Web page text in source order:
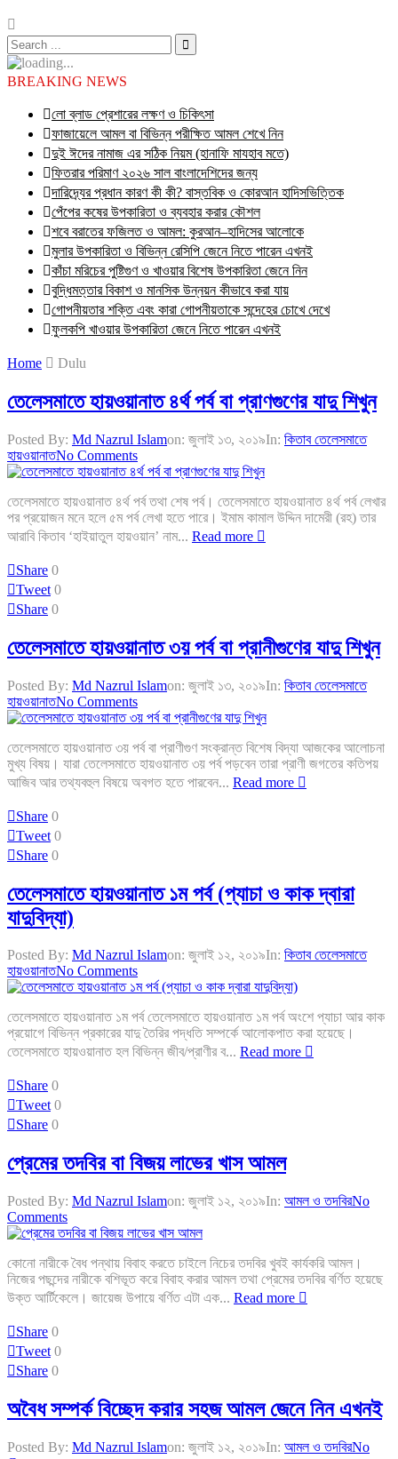
BREAKING NEWS
লো ব্লাড প্রেশারের লক্ষণ ও চিকিৎসা
ফাজায়েলে আমল বা বিভিন্ন পরীক্ষিত আমল শেখে নিন
দুই ঈদের নামাজ এর সঠিক নিয়ম (হানাফি মাযহাব মতে)
ফিতরার পরিমাণ ২০২৬ সাল বাংলাদেশিদের জন্য
দারিদ্র্যের প্রধান কারণ কী কী? বাস্তবিক ও কোরআন হাদিসভিত্তিক
পেঁপের কষের উপকারিতা ও ব্যবহার করার কৌশল
শবে বরাতের ফজিলত ও আমল: কুরআন–হাদিসের আলোকে
মুলার উপকারিতা ও বিভিন্ন রেসিপি জেনে নিতে পারেন এখনই
কাঁচা মরিচের পুষ্টিগুণ ও খাওয়ার বিশেষ উপকারিতা জেনে নিন
বুদ্ধিমত্তার বিকাশ ও মানসিক উন্নয়ন কীভাবে করা যায়
গোপনীয়তার শক্তি এবং কারা গোপনীয়তাকে সন্দেহের চোখে দেখে
ফুলকপি খাওয়ার উপকারিতা জেনে নিতে পারেন এখনই
Home Dulu
তেলেসমাতে হায়ওয়ানাত ৪র্থ পর্ব বা প্রাণগুণের যাদু শিখুন
Posted By: Md Nazrul Islamon: জুলাই ১৩, ২০১৯In: কিতাব তেলেসমাতে
হায়ওয়ানাতNo Comments
তেলেসমাতে হায়ওয়ানাত ৪র্থ পর্ব তথা শেষ পর্ব। তেলেসমাতে হায়ওয়ানাত ৪র্থ পর্ব লেখার
পর প্রয়োজন মনে হলে ৫ম পর্ব লেখা হতে পারে। ইমাম কামাল উদ্দিন দামেরী (রহ) তার
আরাবি কিতাব ‘হাইয়াতুল হায়ওয়ান’ নাম... Read more
Share 0
Tweet 0
Share 0
তেলেসমাতে হায়ওয়ানাত ৩য় পর্ব বা প্রানীগুণের যাদু শিখুন
Posted By: Md Nazrul Islamon: জুলাই ১৩, ২০১৯In: কিতাব তেলেসমাতে
হায়ওয়ানাতNo Comments
তেলেসমাতে হায়ওয়ানাত ৩য় পর্ব বা প্রাণীগুণ সংক্রান্ত বিশেষ বিদ্যা আজকের আলোচনা
মুখ্য বিষয়। যারা তেলেসমাতে হায়ওয়ানাত ৩য় পর্ব পড়বেন তারা প্রাণী জগতের কতিপয়
আজিব আর তথ্যবহুল বিষয়ে অবগত হতে পারবেন... Read more
Share 0
Tweet 0
Share 0
তেলেসমাতে হায়ওয়ানাত ১ম পর্ব (প্যাচা ও কাক দ্বারা
যাদুবিদ্যা)
Posted By: Md Nazrul Islamon: জুলাই ১২, ২০১৯In: কিতাব তেলেসমাতে
হায়ওয়ানাতNo Comments
তেলেসমাতে হায়ওয়ানাত ১ম পর্ব তেলেসমাতে হায়ওয়ানাত ১ম পর্ব অংশে প্যাচা আর কাক
প্রয়োগে বিভিন্ন প্রকারের যাদু তৈরির পদ্ধতি সম্পর্কে আলোকপাত করা হয়েছে।
তেলেসমাতে হায়ওয়ানাত হল বিভিন্ন জীব/প্রাণীর ব... Read more
Share 0
Tweet 0
Share 0
প্রেমের তদবির বা বিজয় লাভের খাস আমল
Posted By: Md Nazrul Islamon: জুলাই ১২, ২০১৯In: আমল ও তদবিরNo
Comments
কোনো নারীকে বৈধ পন্থায় বিবাহ করতে চাইলে নিচের তদবির খুবই কার্যকরি আমল।
নিজের পছন্দের নারীকে বশিভূত করে বিবাহ করার আমল তথা প্রেমের তদবির বর্ণিত হয়েছে
উক্ত আর্টিকেলে। জায়েজ উপায়ে বর্ণিত এটা এক... Read more
Share 0
Tweet 0
Share 0
অবৈধ সম্পর্ক বিচ্ছেদ করার সহজ আমল জেনে নিন এখনই
Posted By: Md Nazrul Islamon: জুলাই ১২, ২০১৯In: আমল ও তদবিরNo